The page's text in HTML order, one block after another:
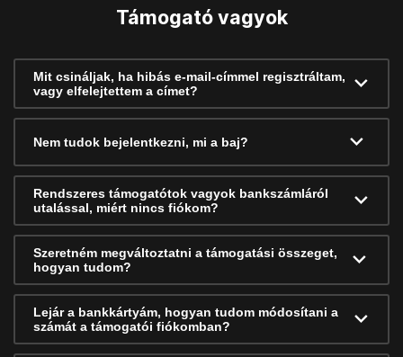
Támogató vagyok
Mit csináljak, ha hibás e-mail-címmel regisztráltam,
vagy elfelejtettem a címet?
Nem tudok bejelentkezni, mi a baj?
Rendszeres támogatótok vagyok bankszámláról
utalással, miért nincs fiókom?
Szeretném megváltoztatni a támogatási összeget,
hogyan tudom?
Lejár a bankkártyám, hogyan tudom módosítani a
számát a támogatói fiókomban?